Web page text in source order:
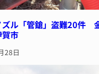
ズル「管鎗」盗難20件
市
28日